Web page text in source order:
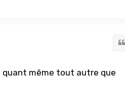
quant même tout autre que